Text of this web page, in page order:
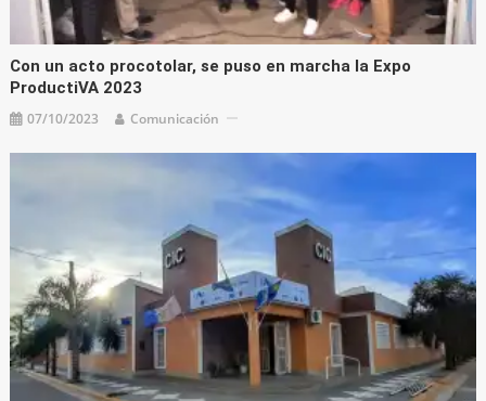
Con un acto procotolar, se puso en marcha la Expo
ProductiVA 2023
07/10/2023 Comunicación